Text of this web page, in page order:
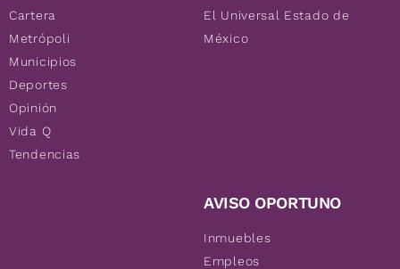
Cartera
Metrópoli
Municipios
Deportes
Opinión
Vida Q
Tendencias
El Universal Estado de
México
AVISO OPORTUNO
Inmuebles
Empleos